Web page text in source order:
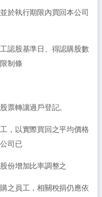
於執行期限內買回本公司
認股基準日、得認購股數
制條
票轉讓過戶登記。
，以實際買回之平均價格
司已
份增加比率調整之
之員工，相關稅捐仍應依